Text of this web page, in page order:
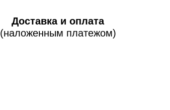
Доставка и оплата
(наложенным платежом)